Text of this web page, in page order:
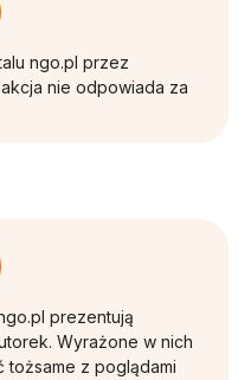
ngo.pl przez
nie odpowiada za
prezentują
Wyrażone w nich
tożsame z poglądami